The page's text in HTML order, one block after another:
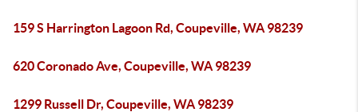
159 S Harrington Lagoon Rd, Coupeville, WA 98239
620 Coronado Ave, Coupeville, WA 98239
1299 Russell Dr, Coupeville, WA 98239